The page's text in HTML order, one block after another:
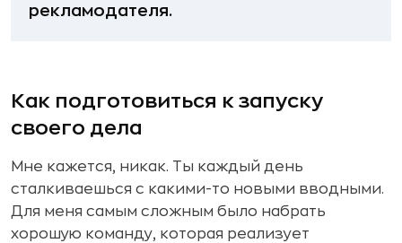
рекламодателя.
Как подготовиться к запуску
своего дела
Мне кажется, никак. Ты каждый день
сталкиваешься с какими-то новыми вводными.
Для меня самым сложным было набрать
хорошую команду, которая реализует